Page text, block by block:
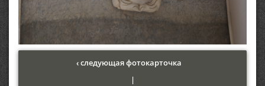
‹ следующая фотокарточка
|